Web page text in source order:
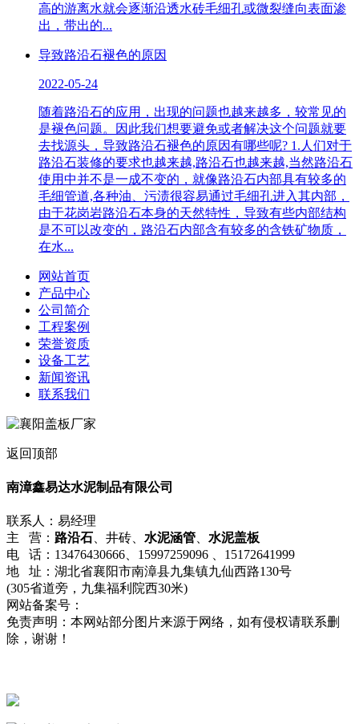
高的游离水就会逐渐沿透水砖毛细孔或微裂缝向表面渗
出，带出的...
导致路沿石褪色的原因
2022-05-24
随着路沿石的应用，出现的问题也越来越多，较常见的
是褪色问题。因此我们想要避免或者解决这个问题就要
去找源头，导致路沿石褪色的原因有哪些呢? 1.人们对于
路沿石装修的要求也越来越,路沿石也越来越,当然路沿石
使用中并不是一成不变的，就像路沿石内部具有较多的
毛细管道,各种油、污渍很容易通过毛细孔进入其内部，
由于花岗岩路沿石本身的天然特性，导致有些内部结构
是不可以改变的，路沿石内部含有较多的含铁矿物质，
在水...
网站首页
产品中心
公司简介
工程案例
荣誉资质
设备工艺
新闻资讯
联系我们
返回顶部
南漳鑫易达水泥制品有限公司
联系人：易经理
主 营： 路沿石 、井砖、 水泥涵管
水泥盖板
电 话：13476430666、15997259096 、15172641999
地 址：湖北省襄阳市南漳县九集镇九仙西路130号
(305省道旁，九集福利院西30米)
网站备案号：
免责声明：本网站部分图片来源于网络，如有侵权请联系删
除，谢谢！